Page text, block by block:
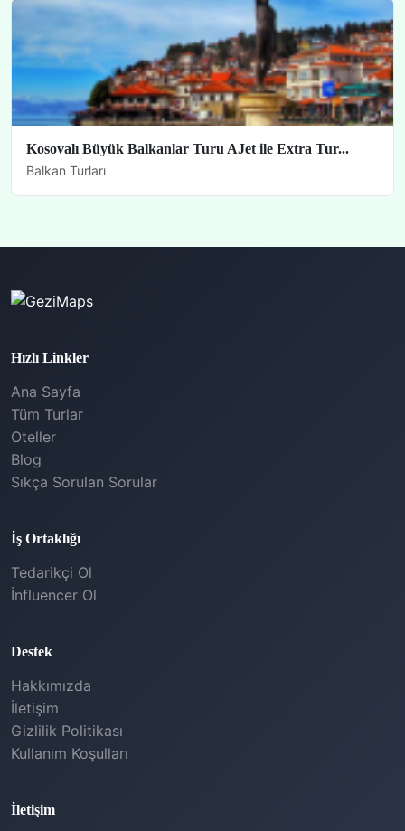
Kosovalı Büyük Balkanlar Turu AJet ile Extra Tur...
Balkan Turları
Hızlı Linkler
Ana Sayfa
Tüm Turlar
Oteller
Blog
Sıkça Sorulan Sorular
İş Ortaklığı
Tedarikçi Ol
İnfluencer Ol
Destek
Hakkımızda
İletişim
Gizlilik Politikası
Kullanım Koşulları
İletişim